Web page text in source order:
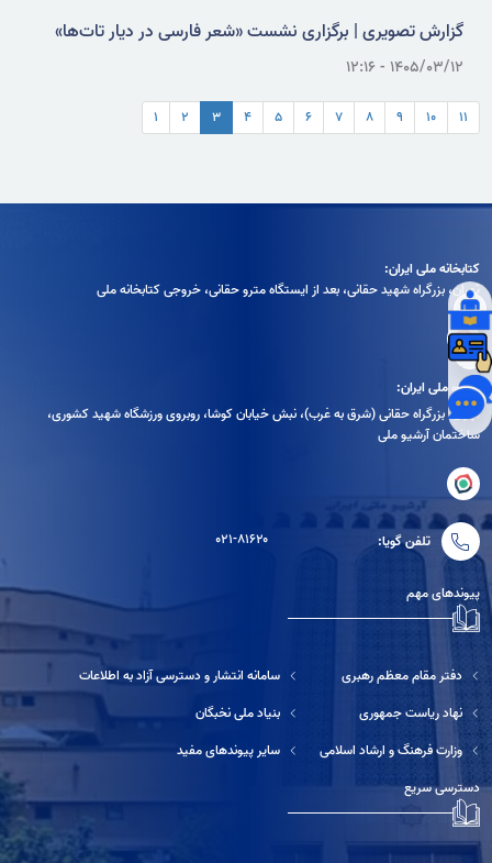
گزارش تصویری | برگزاری نشست «شعر فارسی در دیار تات‌ها»
۱۴۰۵/۰۳/۱۲ - ۱۲:۱۶
۱ ۲ ۳ ۴ ۵ ۶ ۷ ۸ ۹ ۱۰ ۱۱
کتابخانه ملی ایران:
تهران، بزرگراه شهيد حقانی، بعد از ايستگاه مترو حقانی، خروجی كتابخانه ملی
آرشیو ملی ایران:
تهران، بزرگراه حقانی (شرق به غرب)، نبش خیابان کوشا، روبروی ورزشگاه شهید کشوری،
ساختمان آرشیو ملی
تلفن گویا: ۰۲۱-۸۱۶۲۰
پیوندهای مهم
دفتر مقام معظم رهبری
نهاد ریاست جمهوری
وزارت فرهنگ و ارشاد اسلامی
سامانه انتشار و دسترسی آزاد به اطلاعات
بنیاد ملی نخبگان
سایر پیوندهای مفید
دسترسی سریع